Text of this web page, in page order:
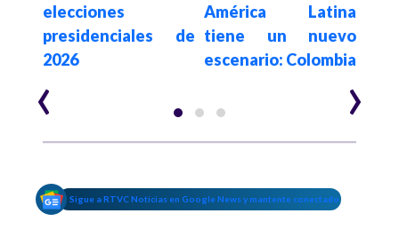
elecciones
presidenciales de
2026
América Latina
tiene un nuevo
escenario: Colombia
‹ ›
Sigue a RTVC Noticias en Google News y mantente conectado